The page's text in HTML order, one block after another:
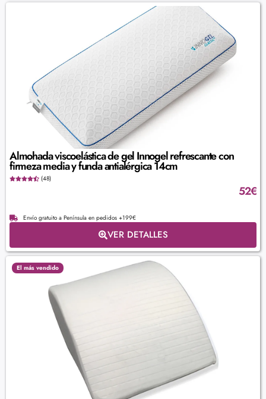
Almohada viscoelástica de gel Innogel refrescante con
firmeza media y funda antialérgica 14cm
(48)
52€
Envío gratuito a Península en pedidos +199€
VER DETALLES
El más vendido